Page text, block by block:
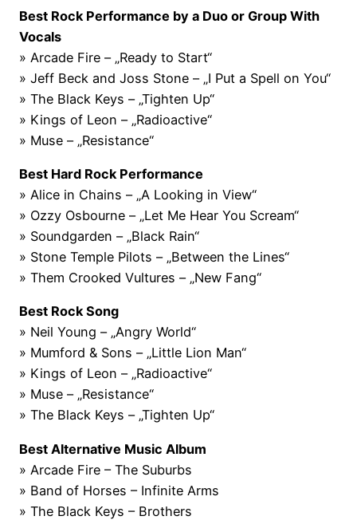
Best Rock Performance by a Duo or Group With
Vocals
» Arcade Fire – „Ready to Start“
» Jeff Beck and Joss Stone – „I Put a Spell on You“
» The Black Keys – „Tighten Up“
» Kings of Leon – „Radioactive“
» Muse – „Resistance“
Best Hard Rock Performance
» Alice in Chains – „A Looking in View“
» Ozzy Osbourne – „Let Me Hear You Scream“
» Soundgarden – „Black Rain“
» Stone Temple Pilots – „Between the Lines“
» Them Crooked Vultures – „New Fang“
Best Rock Song
» Neil Young – „Angry World“
» Mumford & Sons – „Little Lion Man“
» Kings of Leon – „Radioactive“
» Muse – „Resistance“
» The Black Keys – „Tighten Up“
Best Alternative Music Album
» Arcade Fire – The Suburbs
» Band of Horses – Infinite Arms
» The Black Keys – Brothers